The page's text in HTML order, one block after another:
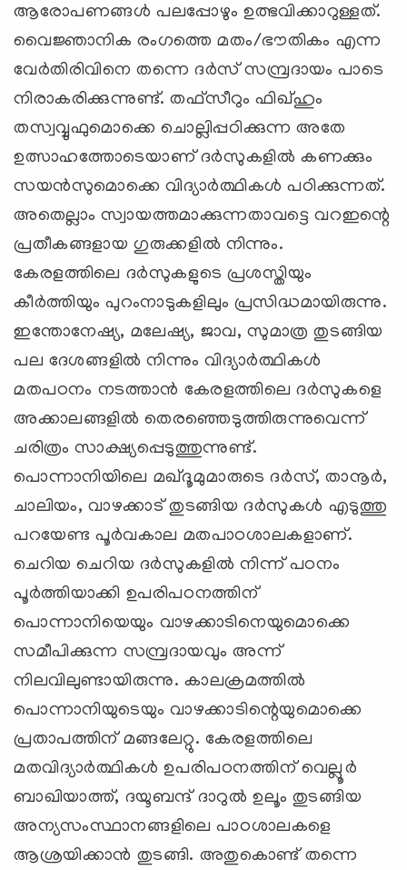
ആരോപണങ്ങള്‍ പലപ്പോഴും ഉത്ഭവിക്കാറുള്ളത്.
വൈജ്ഞാനിക രംഗത്തെ മതം/ഭൗതികം എന്ന
വേര്‍തിരിവിനെ തന്നെ ദര്‍സ് സമ്പ്രദായം പാടെ
നിരാകരിക്കുന്നുണ്ട്. തഫ്‌സീറും ഫിഖ്ഹും
തസ്വവ്വുഫുമൊക്കെ ചൊല്ലിപ്പഠിക്കുന്ന അതേ
ഉത്സാഹത്തോടെയാണ് ദര്‍സുകളില്‍ കണക്കും
സയന്‍സുമൊക്കെ വിദ്യാര്‍ത്ഥികള്‍ പഠിക്കുന്നത്.
അതെല്ലാം സ്വായത്തമാക്കുന്നതാവട്ടെ വറഇന്റെ
പ്രതീകങ്ങളായ ഗുരുക്കളില്‍ നിന്നും.
കേരളത്തിലെ ദര്‍സുകളുടെ പ്രശസ്തിയും
കീര്‍ത്തിയും പുറംനാടുകളിലും പ്രസിദ്ധമായിരുന്നു.
ഇന്തോനേഷ്യ, മലേഷ്യ, ജാവ, സുമാത്ര തുടങ്ങിയ
പല ദേശങ്ങളില്‍ നിന്നും വിദ്യാര്‍ത്ഥികള്‍
മതപഠനം നടത്താന്‍ കേരളത്തിലെ ദര്‍സുകളെ
അക്കാലങ്ങളില്‍ തെരഞ്ഞെടുത്തിരുന്നുവെന്ന്
ചരിത്രം സാക്ഷ്യപ്പെടുത്തുന്നുണ്ട്.
പൊന്നാനിയിലെ മഖ്ദൂമുമാരുടെ ദര്‍സ്, താനൂര്‍,
ചാലിയം, വാഴക്കാട് തുടങ്ങിയ ദര്‍സുകള്‍ എടുത്തു
പറയേണ്ട പൂര്‍വകാല മതപാഠശാലകളാണ്.
ചെറിയ ചെറിയ ദര്‍സുകളില്‍ നിന്ന് പഠനം
പൂര്‍ത്തിയാക്കി ഉപരിപഠനത്തിന്
പൊന്നാനിയെയും വാഴക്കാടിനെയുമൊക്കെ
സമീപിക്കുന്ന സമ്പ്രദായവും അന്ന്
നിലവിലുണ്ടായിരുന്നു. കാലക്രമത്തില്‍
പൊന്നാനിയുടെയും വാഴക്കാടിന്റെയുമൊക്കെ
പ്രതാപത്തിന് മങ്ങലേറ്റു. കേരളത്തിലെ
മതവിദ്യാര്‍ത്ഥികള്‍ ഉപരിപഠനത്തിന് വെല്ലൂര്‍
ബാഖിയാത്ത്, ദയൂബന്ദ് ദാറുല്‍ ഉലൂം തുടങ്ങിയ
അന്യസംസ്ഥാനങ്ങളിലെ പാഠശാലകളെ
ആശ്രയിക്കാന്‍ തുടങ്ങി. അതുകൊണ്ട് തന്നെ